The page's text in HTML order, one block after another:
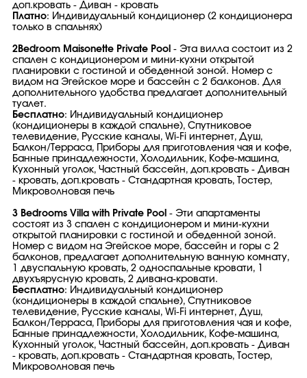
доп.кровать - Диван - кровать
Платно: Индивидуальный кондиционер (2 кондиционера
только в спальнях)
2Bedroom Maisonette Private Pool - Эта вилла состоит из 2
спален с кондиционером и мини-кухни открытой
планировки с гостиной и обеденной зоной. Номер с
видом на Эгейское море и бассейн с 2 балконов. Для
дополнительного удобства предлагает дополнительный
туалет.
Бесплатно: Индивидуальный кондиционер
(кондиционеры в каждой спальне), Спутниковое
телевидение, Русские каналы, Wi-Fi интернет, Душ,
Балкон/Терраса, Приборы для приготовления чая и кофе,
Банные принадлежности, Холодильник, Кофе-машина,
Кухонный уголок, Частный бассейн, доп.кровать - Диван
- кровать, доп.кровать - Стандартная кровать, Тостер,
Микроволновая печь
3 Bedrooms Villa with Private Pool - Эти апартаменты
состоят из 3 спален с кондиционером и мини-кухни
открытой планировки с гостиной и обеденной зоной.
Номер с видом на Эгейское море, бассейн и горы с 2
балконов, предлагает дополнительную ванную комнату,
1 двуспальную кровать, 2 односпальные кровати, 1
двухъярусную кровать, 2 дивана-кровати.
Бесплатно: Индивидуальный кондиционер
(кондиционеры в каждой спальне), Спутниковое
телевидение, Русские каналы, Wi-Fi интернет, Душ,
Балкон/Терраса, Приборы для приготовления чая и кофе,
Банные принадлежности, Холодильник, Кофе-машина,
Кухонный уголок, Частный бассейн, доп.кровать - Диван
- кровать, доп.кровать - Стандартная кровать, Тостер,
Микроволновая печь